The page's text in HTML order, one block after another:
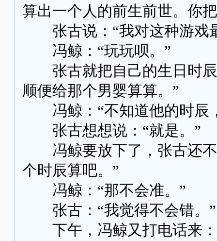
算出一个人的前生前世。你
张古说：“我对这种游戏
冯鲸：“玩玩呗。”
张古就把自己的生日时辰
顺便给那个男婴算算。”
冯鲸：“不知道他的时辰
张古想想说：“就是。”
冯鲸要放下了，张古还不
个时辰算吧。”
冯鲸：“那不会准。”
张古：“我觉得不会错。”
下午，冯鲸又打电话来：